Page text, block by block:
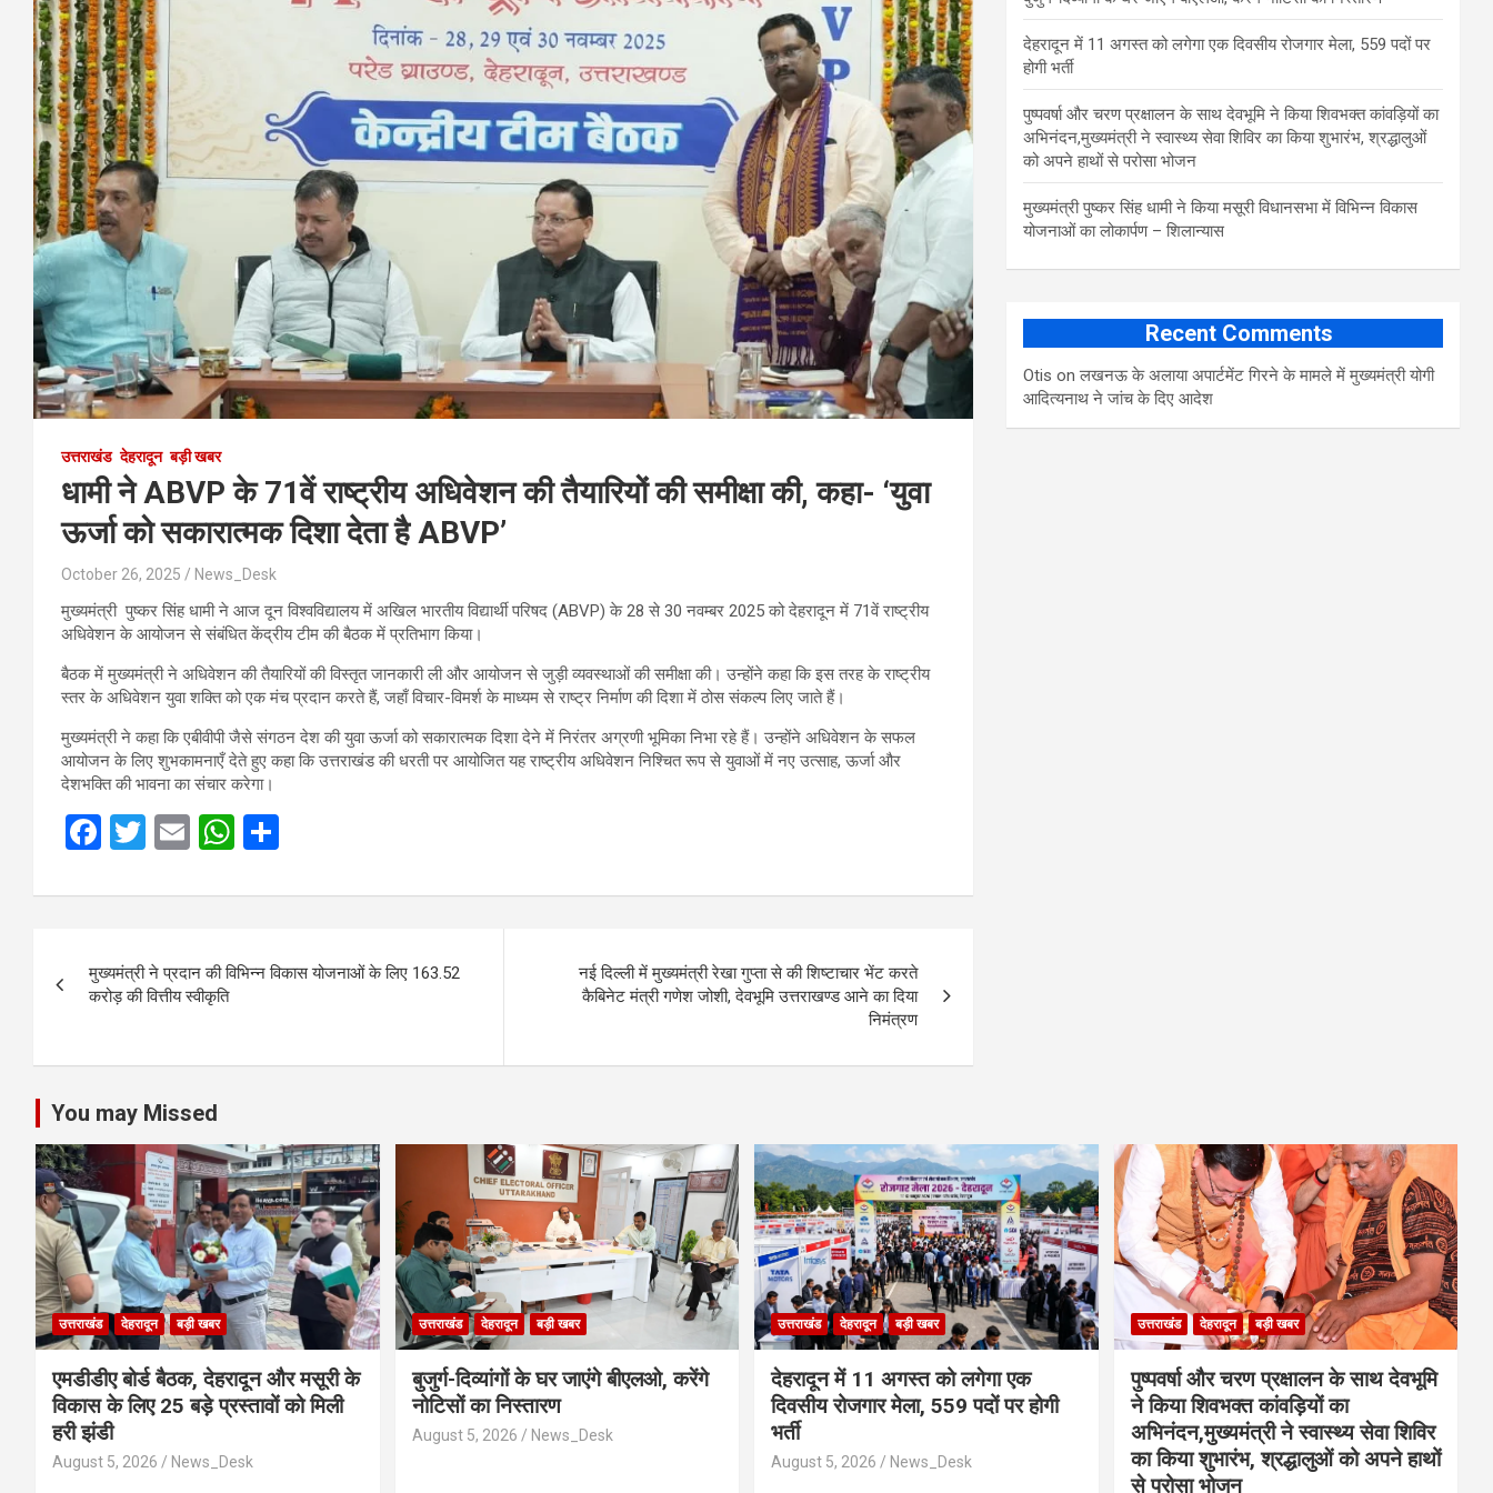
उत्तराखंड देहरादून बड़ी खबर
धामी ने ABVP के 71वें राष्ट्रीय अधिवेशन की तैयारियों की समीक्षा की, कहा- ‘युवा
ऊर्जा को सकारात्मक दिशा देता है ABVP’
October 26, 2025 News_Desk
मुख्यमंत्री पुष्कर सिंह धामी ने आज दून विश्वविद्यालय में अखिल भारतीय विद्यार्थी परिषद (ABVP) के 28 से 30 नवम्बर 2025 को देहरादून में 71वें राष्ट्रीय
अधिवेशन के आयोजन से संबंधित केंद्रीय टीम की बैठक में प्रतिभाग किया।
बैठक में मुख्यमंत्री ने अधिवेशन की तैयारियों की विस्तृत जानकारी ली और आयोजन से जुड़ी व्यवस्थाओं की समीक्षा की। उन्होंने कहा कि इस तरह के राष्ट्रीय
स्तर के अधिवेशन युवा शक्ति को एक मंच प्रदान करते हैं, जहाँ विचार-विमर्श के माध्यम से राष्ट्र निर्माण की दिशा में ठोस संकल्प लिए जाते हैं।
मुख्यमंत्री ने कहा कि एबीवीपी जैसे संगठन देश की युवा ऊर्जा को सकारात्मक दिशा देने में निरंतर अग्रणी भूमिका निभा रहे हैं। उन्होंने अधिवेशन के सफल
आयोजन के लिए शुभकामनाएँ देते हुए कहा कि उत्तराखंड की धरती पर आयोजित यह राष्ट्रीय अधिवेशन निश्चित रूप से युवाओं में नए उत्साह, ऊर्जा और
देशभक्ति की भावना का संचार करेगा।
F
ce
o
o
T
tt
E
ail
W
at
A
ar
navigation
मुख्यमंत्री ने प्रदान की विभिन्न विकास योजनाओं के लिए 163.52
करोड़ की वित्तीय स्वीकृति
नई दिल्ली में मुख्यमंत्री रेखा गुप्ता से की शिष्टाचार भेंट करते
कैबिनेट मंत्री गणेश जोशी, देवभूमि उत्तराखण्ड आने का दिया
निमंत्रण
​देहरादून में 11 अगस्त को लगेगा एक दिवसीय रोजगार मेला, 559 पदों पर
होगी भर्ती
पुष्पवर्षा और चरण प्रक्षालन के साथ देवभूमि ने किया शिवभक्त कांवड़ियों का
अभिनंदन,मुख्यमंत्री ने स्वास्थ्य सेवा शिविर का किया शुभारंभ, श्रद्धालुओं
को अपने हाथों से परोसा भोजन
मुख्यमंत्री पुष्कर सिंह धामी ने किया मसूरी विधानसभा में विभिन्न विकास
योजनाओं का लोकार्पण – शिलान्यास
Recent Comments
Otis onलखनऊ के अलाया अपार्टमेंट गिरने के मामले में मुख्‍यमंत्री योगी
आद‍ित्‍यनाथ ने जांच के द‍िए आदेश
You may Missed
उत्तराखंड देहरादून बड़ी खबर
एमडीडीए बोर्ड बैठक, देहरादून और मसूरी के
विकास के लिए 25 बड़े प्रस्तावों को मिली
हरी झंडी
August 5, 2026 News_Desk
उत्तराखंड देहरादून बड़ी खबर
बुजुर्ग-दिव्यांगों के घर जाएंगे बीएलओ, करेंगे
नोटिसों का निस्तारण
August 5, 2026 News_Desk
उत्तराखंड देहरादून बड़ी खबर
​देहरादून में 11 अगस्त को लगेगा एक
दिवसीय रोजगार मेला, 559 पदों पर होगी
भर्ती
August 5, 2026 News_Desk
उत्तराखंड देहरादून बड़ी खबर
पुष्पवर्षा और चरण प्रक्षालन के साथ देवभूमि
ने किया शिवभक्त कांवड़ियों का
अभिनंदन,मुख्यमंत्री ने स्वास्थ्य सेवा शिविर
का किया शुभारंभ, श्रद्धालुओं को अपने हाथों
से परोसा भोजन